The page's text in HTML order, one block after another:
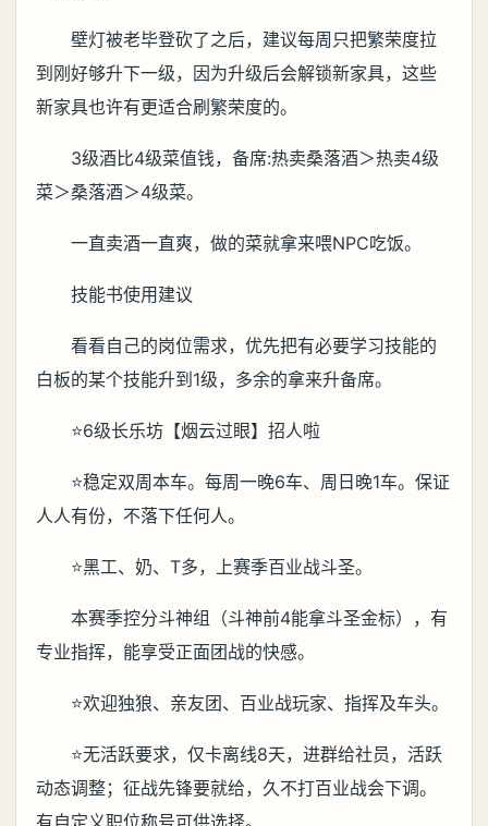
壁灯被老毕登砍了之后，建议每周只把繁荣度拉
到刚好够升下一级，因为升级后会解锁新家具，这些
新家具也许有更适合刷繁荣度的。
3级酒比4级菜值钱，备席:热卖桑落酒＞热卖4级
菜＞桑落酒＞4级菜。
一直卖酒一直爽，做的菜就拿来喂NPC吃饭。
技能书使用建议
看看自己的岗位需求，优先把有必要学习技能的
白板的某个技能升到1级，多余的拿来升备席。
⭐6级长乐坊【烟云过眼】招人啦
⭐稳定双周本车。每周一晚6车、周日晚1车。保证
人人有份，不落下任何人。
⭐黑工、奶、T多，上赛季百业战斗圣。
本赛季控分斗神组（斗神前4能拿斗圣金标），有
专业指挥，能享受正面团战的快感。
⭐欢迎独狼、亲友团、百业战玩家、指挥及车头。
⭐无活跃要求，仅卡离线8天，进群给社员，活跃
动态调整；征战先锋要就给，久不打百业战会下调。
有自定义职位称号可供选择。